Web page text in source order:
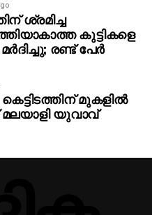
ശ്രമിച്ച
കുട്ടികളെ
രണ്ട് പേര്‍
മുകളില്‍
മലയാളി യുവാവ്